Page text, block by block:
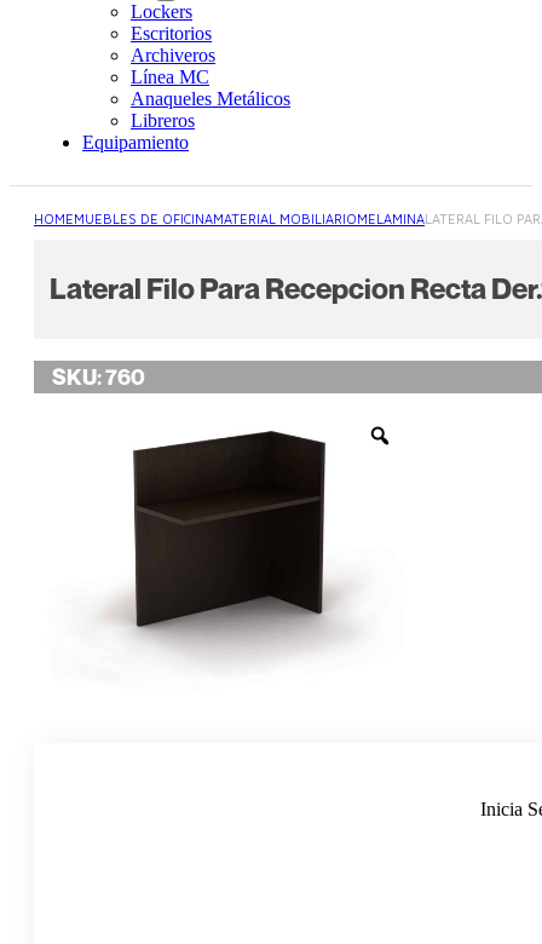
Lockers
Escritorios
Archiveros
Línea MC
Anaqueles Metálicos
Libreros
Equipamiento
HOMEMUEBLES DE OFICINAMATERIAL MOBILIARIOMELAMINALATERAL FILO
Lateral Filo Para Recepcion Recta
SKU:760
Inicia